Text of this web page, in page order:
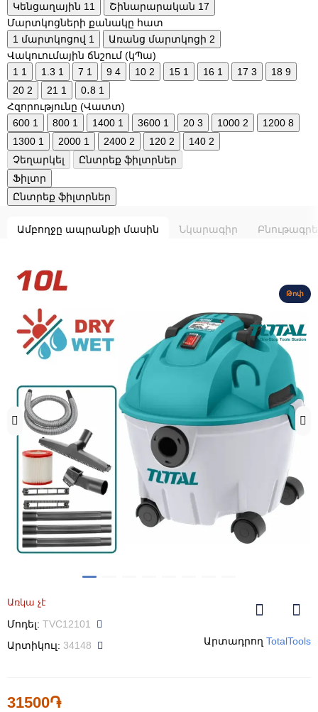
Կենցաղային 11 Շինարարական 17
Մարտկոցների քանակը հատ
1 մարտկոցով 1 Առանց մարտկոցի 2
Վակուումային ճնշում (կՊա)
1 1 1.3 1 7 1 9 4 10 2 15 1 16 1 17 3 18 9
20 2 21 1 0․8 1
Հզորությունը (Վատտ)
600 1 800 1 1400 1 3600 1 20 3 1000 2 1200 8
1300 1 2000 1 2400 2 120 2 140 2
Չեղարկել
Ընտրեք ֆիլտրներ
Ֆիլտր
Ընտրեք ֆիլտրներ
Ամբողջը ապրանքի մասին Նկարագիր
Թոփ
Առկա չէ
Մոդել: TVC12101
Արտիկուլ: 34148 Արտադրող TotalTools
31500֏